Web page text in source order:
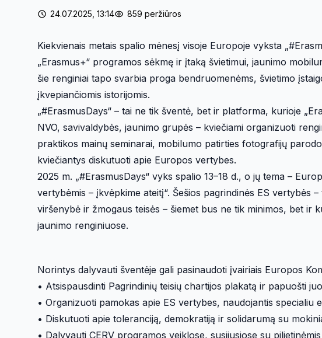
24.07.2025, 13:14 859 peržiūros
Kiekvienais metais spalio mėnesį visoje Europoje vyksta
„Erasmus+“ programos sėkmę ir įtaką švietimui, jaunimo
šie renginiai tapo svarbia proga bendruomenėms, švietimo
įkvepiančiomis istorijomis.
„#ErasmusDays“ – tai ne tik šventė, bet ir platforma, kurioje
NVO, savivaldybės, jaunimo grupės – kviečiami organizuoti
praktikos mainų seminarai, mobilumo patirties fotografijų
kviečiantys diskutuoti apie Europos vertybes.
2025 m. „#ErasmusDays“ vyks spalio 13–18 d., o jų tema –
vertybėmis – įkvėpkime ateitį“. Šešios pagrindinės ES vertybės
viršenybė ir žmogaus teisės – šiemet bus ne tik minimos, bet ir
jaunimo renginiuose.
Norintys dalyvauti šventėje gali pasinaudoti įvairiais Europos
• Atsispausdinti Pagrindinių teisių chartijos plakatą ir papuošti
• Organizuoti pamokas apie ES vertybes, naudojantis specialiu
• Diskutuoti apie toleranciją, demokratiją ir solidarumą su
• Dalyvauti CERV programos veiklose, susijusiose su